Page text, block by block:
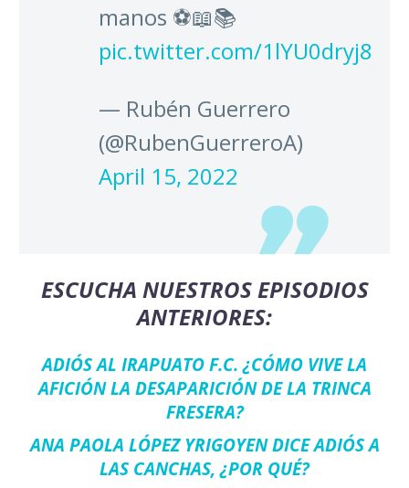
manos ⚽️📖📚
pic.twitter.com/1lYU0dryj8
— Rubén Guerrero
(@RubenGuerreroA)
April 15, 2022
ESCUCHA NUESTROS EPISODIOS
ANTERIORES:
ADIÓS AL IRAPUATO F.C. ¿CÓMO VIVE LA
AFICIÓN LA DESAPARICIÓN DE LA TRINCA
FRESERA?
ANA PAOLA LÓPEZ YRIGOYEN DICE ADIÓS A
LAS CANCHAS, ¿POR QUÉ?